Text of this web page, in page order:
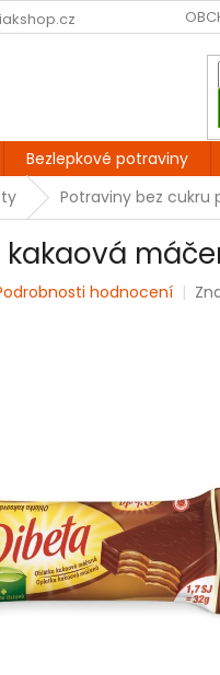
Bezlepkové potraviny
Potraviny bez cukru
hodnocení